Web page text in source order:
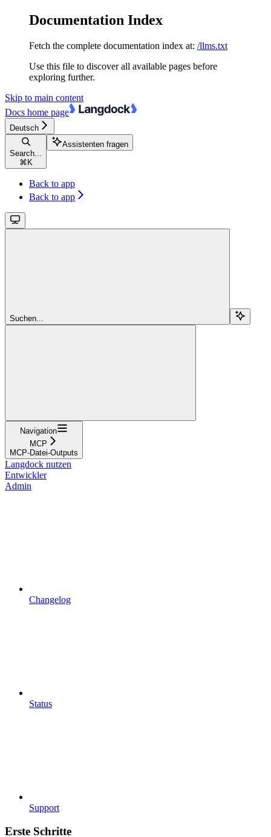
Documentation Index
Fetch the complete documentation index at: /llms.txt
Use this file to discover all available pages before
exploring further.
Skip to main content
Docs home page
Deutsch
Search...
⌘ K
Assistenten fragen
Back to app
Back to app
Suchen...
Navigation
MCP
MCP-Datei-Outputs
Langdock nutzen
Entwickler
Admin
Changelog
Status
Support
Erste Schritte